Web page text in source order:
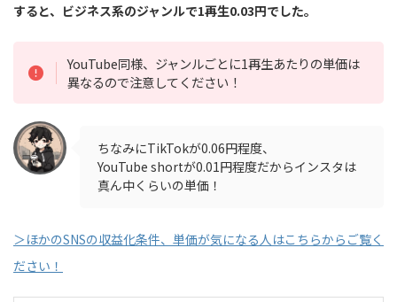
すると、ビジネス系のジャンルで1再生0.03円でした。
YouTube同様、ジャンルごとに1再生あたりの単価は
異なるので注意してください！
ちなみにTikTokが0.06円程度、
YouTube shortが0.01円程度だからインスタは
真ん中くらいの単価！
＞ほかのSNSの収益化条件、単価が気になる人はこちらからご覧く
ださい！